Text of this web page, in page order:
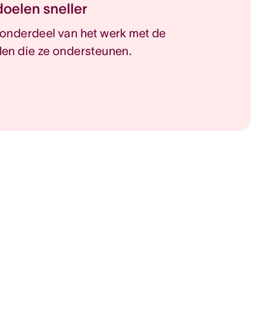
sneller
van het werk met de
die ze ondersteunen.